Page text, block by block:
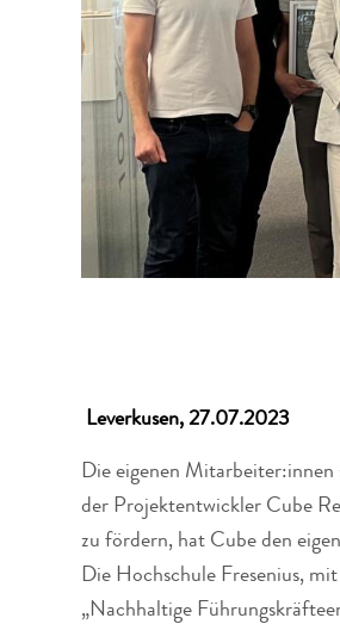
Leverkusen, 27.07.2023
Die eigenen Mitarbeiter:innen
der Projektentwickler Cube
zu fördern, hat Cube den
Die Hochschule Fresenius,
„Nachhaltige